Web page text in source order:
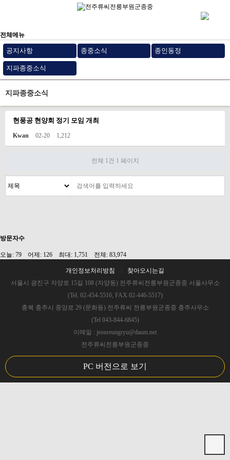
전체메뉴
공지사항 종중소식 종인동정
지파종중소식
지파종중소식
현풍공 현양회 정기 모임 개최
Kwan 02-20 1,212
전체 1건 1 페이지
방문자수
오늘: 79 어제: 126 최대: 1,751 전체: 83,974
개인정보처리방침
찾아오시는길
서울시 광진구 자양로 15길 108 (자양동) 전주류씨전릉부원군종중 서울사무소
(Tel. 02-454-5516, FAX 02-446-5517)
충북 충주시 중앙로 29 (문화동) 전주류씨 전릉부원군종중 충주사무소
(Tel 043-844-6845)
이메일 : jeonreungryu@daum.net
전주류씨전릉부원군종중
PC 버전으로 보기